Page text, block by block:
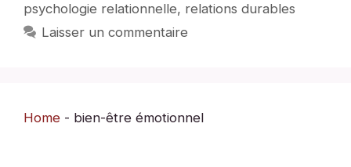
psychologie relationnelle, relations durables
Laisser un commentaire
Home - bien-être émotionnel